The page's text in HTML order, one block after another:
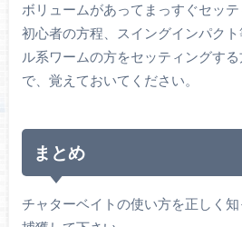
ボリュームがあってまっすぐセッテ
初心者の方程、スイングインパク
ル系ワームの方をセッティングす
で、覚えておいてください。
まとめ
チャターベイトの使い方を正しく